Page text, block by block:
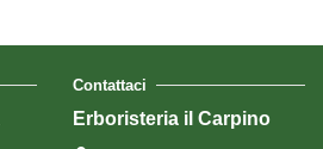
Contattaci
Erboristeria il Carpino